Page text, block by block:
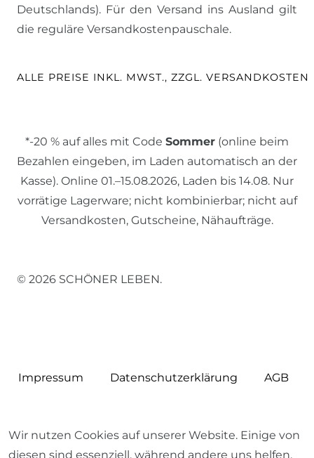
Deutschlands). Für den Versand ins Ausland gilt
die reguläre Versandkostenpauschale.
ALLE PREISE INKL. MWST., ZZGL. VERSANDKOSTEN
*-20 % auf alles mit Code Sommer (online beim
Bezahlen eingeben, im Laden automatisch an der
Kasse). Online 01.–15.08.2026, Laden bis 14.08. Nur
vorrätige Lagerware; nicht kombinierbar; nicht auf
Versandkosten, Gutscheine, Nähaufträge.
© 2026 SCHÖNER LEBEN.
Impressum Daten­schutz­erklärung AGB
Wir nutzen Cookies auf unserer Website. Einige von
diesen sind essenziell, während andere uns helfen,